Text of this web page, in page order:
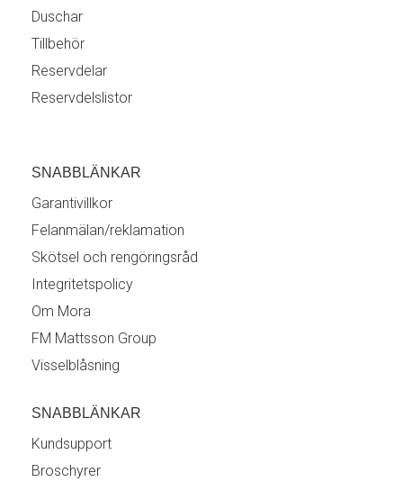
Duschar
Tillbehör
Reservdelar
Reservdelslistor
SNABBLÄNKAR
Garantivillkor
Felanmälan/reklamation
Skötsel och rengöringsråd
Integritetspolicy
Om Mora
FM Mattsson Group
Visselblåsning
SNABBLÄNKAR
Kundsupport
Broschyrer